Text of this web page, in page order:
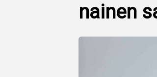
nainen